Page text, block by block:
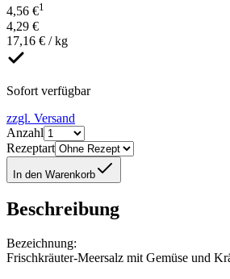
4,56 €1
4,29 €
17,16 € / kg
Sofort verfügbar
zzgl. Versand
Anzahl
Rezeptart
In den Warenkorb
Beschreibung
Bezeichnung:
Frischkräuter-Meersalz mit Gemüse und